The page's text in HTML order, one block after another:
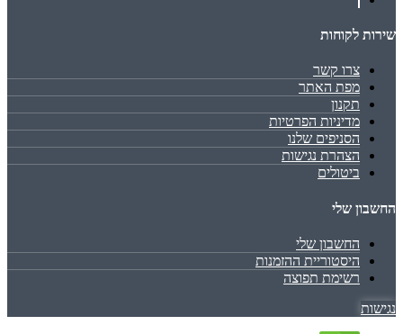
שירות לקוחות
צרו קשר
מפת האתר
תקנון
מדיניות הפרטיות
הסניפים שלנו
הצהרת נגישות
ביטולים
החשבון שלי
החשבון שלי
היסטוריית ההזמנות
רשימת תפוצה
נגישות